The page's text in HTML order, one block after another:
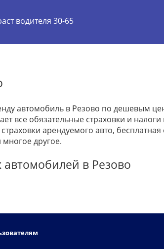
водителя 30-65
автомобиль в Резово по дешевым
все обязательные страховки и
арендуемого авто,
другое.
в Резово